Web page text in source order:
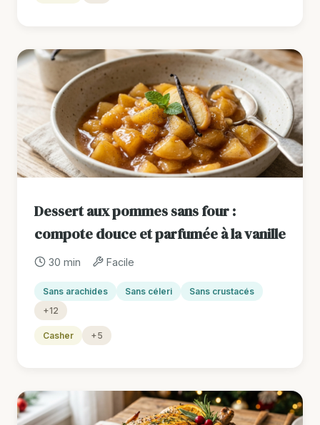
Dessert aux pommes sans four :
compote douce et parfumée à la vanille
30 min Facile
Sans arachides Sans céleri
Sans crustacés
+12
Casher +5